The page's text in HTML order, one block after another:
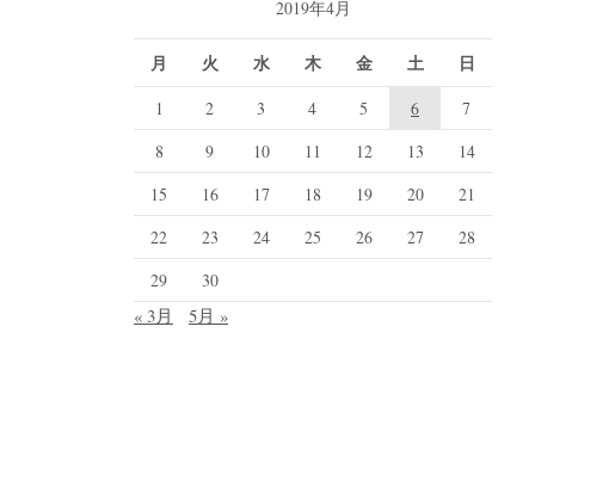
2019年4月
月 火 水 木 金 土 日
1 2 3 4 5 6
7
8
9 10 11 12 13
14
15
16 17 18 19 20
21
22
23 24 25 26 27
28
29
30
« 3月 5月 »